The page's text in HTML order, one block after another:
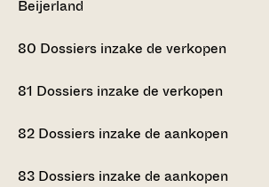
Beijerland
80 Dossiers inzake de verkopen
81 Dossiers inzake de verkopen
82 Dossiers inzake de aankopen
83 Dossiers inzake de aankopen